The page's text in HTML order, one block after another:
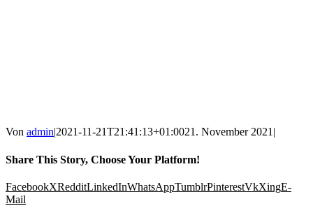
Von admin|2021-11-21T21:41:13+01:0021. November 2021|
Share This Story, Choose Your Platform!
FacebookXRedditLinkedInWhatsAppTumblrPinterestVkXingE-
Mail